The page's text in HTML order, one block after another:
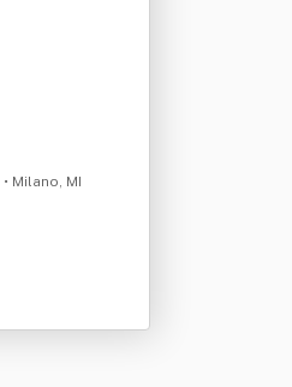
• Milano, MI